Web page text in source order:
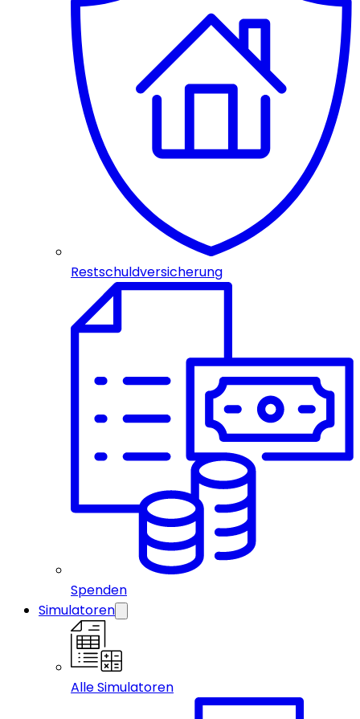
Restschuldversicherung
Spenden
Simulatoren
Alle Simulatoren